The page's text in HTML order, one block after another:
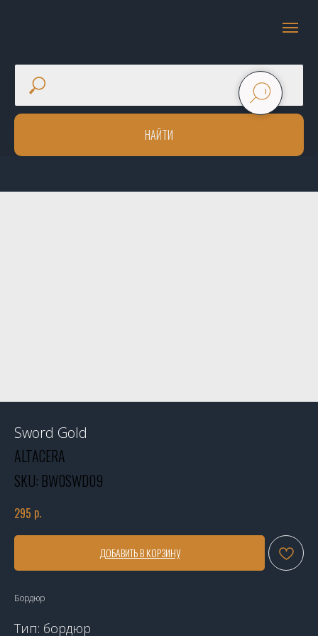
НАЙТИ
Sword Gold
ALTACERA
SKU: BW0SWD09
295 р.
ДОБАВИТЬ В КОРЗИНУ
Бордюр
Тип: бордюр